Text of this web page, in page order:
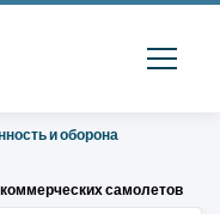
и оборона
самолетов